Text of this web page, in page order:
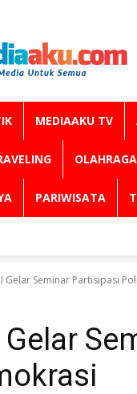
MEDIAAKU TV
OLAHRAGA
PARIWISATA
Gelar Seminar Partisipasi
Gelar